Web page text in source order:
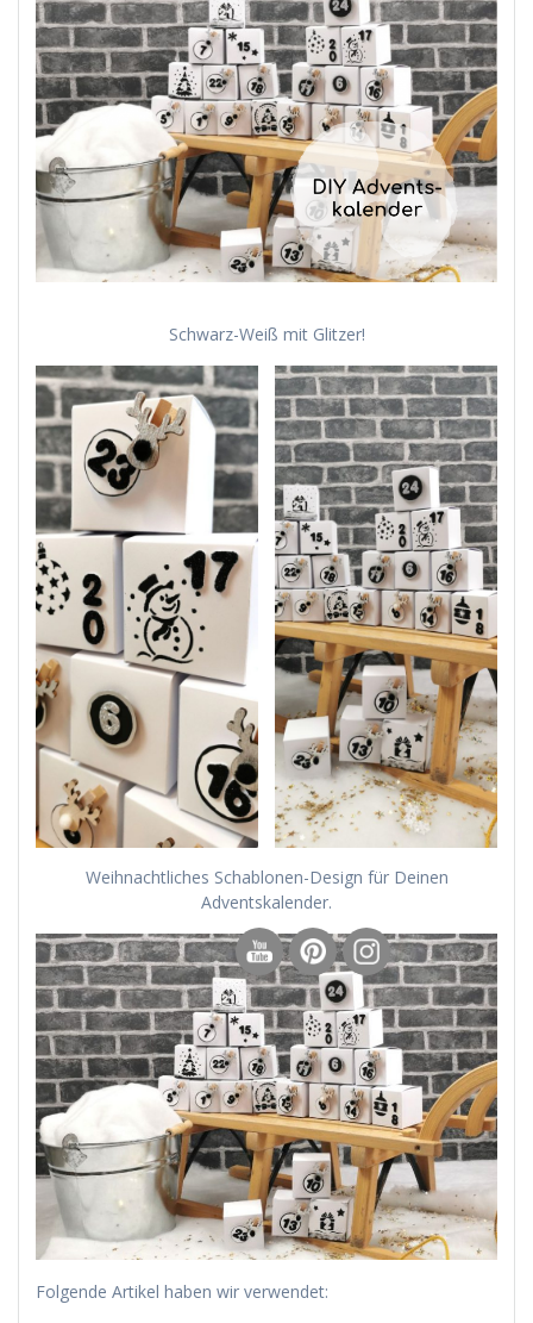
Schwarz-Weiß mit Glitzer!
Weihnachtliches Schablonen-Design für Deinen
Adventskalender.
Folgende Artikel haben wir verwendet: